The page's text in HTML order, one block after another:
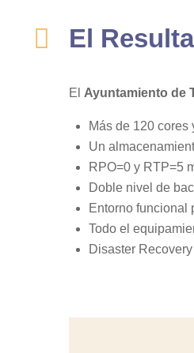
El
El Ayuntamiento de
Más de 120
Un
RPO=0 y RTP=5
Doble nivel de
Entorno funcional
Todo el
Disaster